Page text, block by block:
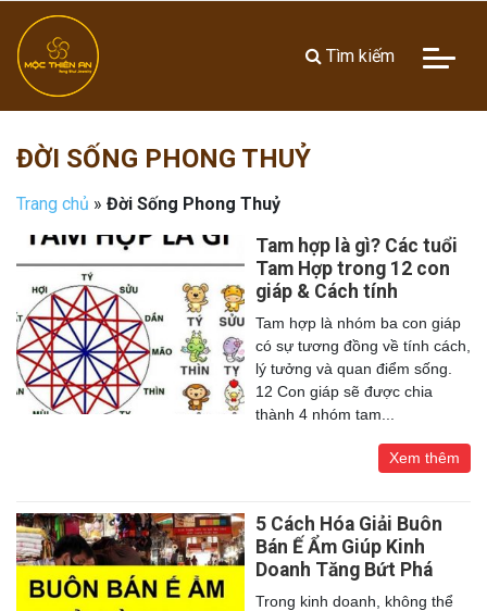
Tìm kiếm
ĐỜI SỐNG PHONG THUỶ
Trang chủ » Đời Sống Phong Thuỷ
Tam hợp là gì? Các tuổi
Tam Hợp trong 12 con
giáp & Cách tính
Tam hợp là nhóm ba con giáp
có sự tương đồng về tính cách,
lý tưởng và quan điểm sống.
12 Con giáp sẽ được chia
thành 4 nhóm tam...
Xem thêm
5 Cách Hóa Giải Buôn
Bán Ế Ẩm Giúp Kinh
Doanh Tăng Bứt Phá
Trong kinh doanh, không thể